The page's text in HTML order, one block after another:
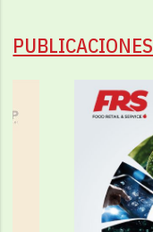
PUBLICACIONES